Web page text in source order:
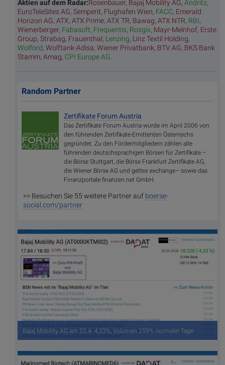
Aktien auf dem Radar:Rosenbauer, Bajaj Mobility AG, Andritz,
EuroTeleSites AG, Semperit, Flughafen Wien, FACC, Emerald
Horizon AG, ATX, ATX Prime, ATX TR, Bawag, ATX NTR, RBI,
Wienerberger, Fabasoft, Frequentis, Rosgix, Mayr-Melnhof, Erste
Group, Strabag, Frauenthal, Lenzing, Linz Textil Holding,
Wolford, Wolftank-Adisa, Wiener Privatbank, BTV AG, BKS Bank
Stamm, Amag, CPI Europe AG
Random Partner
Zertifikate Forum Austria
Das Zertifikate Forum Austria wurde im April 2006 von
den führenden Zertifikate-Emittenten Österreichs
gegründet. Zu den Fördermitgliedern zählen alle
führenden deutschsprachigen Börsen für Zertifikate –
die Börse Stuttgart, die Börse Frankfurt Zertifikate AG,
die Wiener Börse AG und gettex exchange– sowie das
Finanzportale finanzen.net GmbH.
>> Besuchen Sie 55 weitere Partner auf boerse-
social.com/partner
Bajaj Mobility AG am 20.4. 4,33%, Volumen 259% normaler Tage